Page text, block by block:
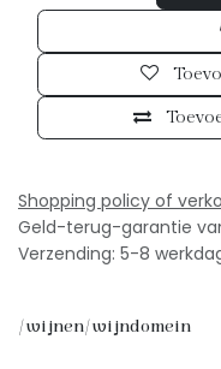
Shopping policy of
Geld-terug-garantie
Verzending: 5-8
/wijnen/wijndomein